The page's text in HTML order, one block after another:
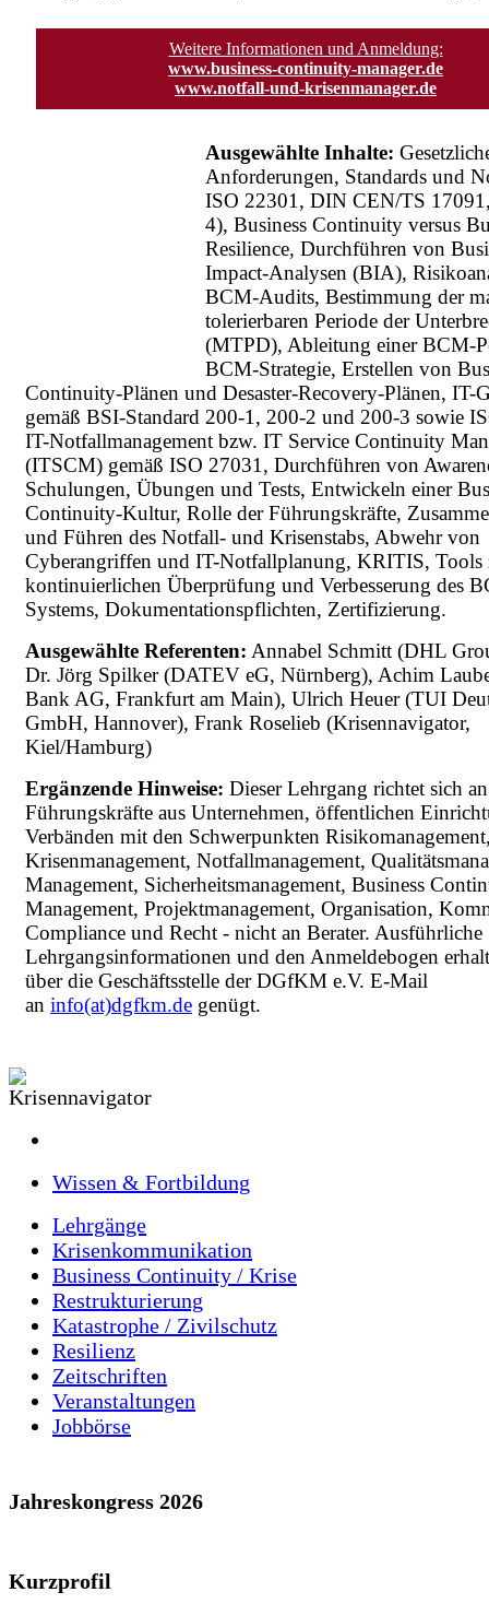
Weitere Informationen und Anmeldung:
www.business-continuity-manager.de
www.notfall-und-krisenmanager.de
Ausgewählte Inhalte:
Anforderungen, Standards und
ISO 22301, DIN CEN/TS
4), Business Continuity versus
Resilience, Durchführen von
Impact-Analysen (BIA),
BCM-Audits, Bestimmung der
tolerierbaren Periode der
(MTPD), Ableitung einer BCM-
BCM-Strategie, Erstellen von
Continuity-Plänen und Desaster-Recovery-Plänen, IT-
gemäß BSI-Standard 200-1, 200-2 und 200-3 sowie
IT-Notfallmanagement bzw. IT Service Continuity
(ITSCM) gemäß ISO 27031, Durchführen von
Schulungen, Übungen und Tests, Entwickeln einer
Continuity-Kultur, Rolle der Führungskräfte,
und Führen des Notfall- und Krisenstabs, Abwehr von
Cyberangriffen und IT-Notfallplanung, KRITIS, Tools
kontinuierlichen Überprüfung und Verbesserung des
Systems, Dokumentationspflichten, Zertifizierung.
Ausgewählte Referenten: Annabel Schmitt (DHL
Dr. Jörg Spilker (DATEV eG, Nürnberg), Achim
Bank AG, Frankfurt am Main), Ulrich Heuer (TUI
GmbH, Hannover), Frank Roselieb (Krisennavigator,
Kiel/Hamburg)
Ergänzende Hinweise: Dieser Lehrgang richtet sich
Führungskräfte aus Unternehmen, öffentlichen
Verbänden mit den Schwerpunkten
Krisenmanagement, Notfallmanagement,
Management, Sicherheitsmanagement, Business
Management, Projektmanagement, Organisation,
Compliance und Recht - nicht an Berater. Ausführliche
Lehrgangsinformationen und den Anmeldebogen
über die Geschäftsstelle der DGfKM e.V. E-Mail
an info(at)dgfkm.de genügt.
Wissen & Fortbildung
Lehrgänge
Krisenkommunikation
Business Continuity / Krise
Restrukturierung
Katastrophe / Zivilschutz
Resilienz
Zeitschriften
Veranstaltungen
Jobbörse
Jahreskongress 2026
Kurzprofil